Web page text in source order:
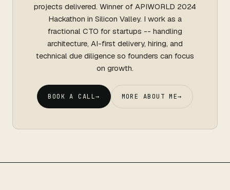
projects delivered. Winner of APIWORLD 2024
Hackathon in Silicon Valley. I work as a
fractional CTO for startups -- handling
architecture, AI-first delivery, hiring, and
technical due diligence so founders can focus
on growth.
BOOK A CALL→ MORE ABOUT ME→